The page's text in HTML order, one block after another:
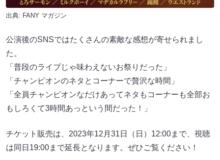
出典: FANY マガジン
公演後のSNSではたくさんの素敵な感想が寄せられまし
た。
「普段のライブじゃ味わえないお祭りだった」
「チャンピオンのネタとコーナーで贅沢な時間」
「全員チャンピオンなだけあってネタもコーナーも全部お
もしろくて3時間あっという間だった！」
チケット販売は、2023年12月31日（日）12:00まで、視聴
は同日19:00まで延長となります。ぜひご覧ください！